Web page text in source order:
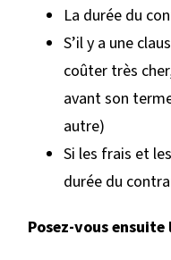
La durée du
S’il y a une
coûter très
avant son
autre)
Si les frais et
durée du
Posez-vous